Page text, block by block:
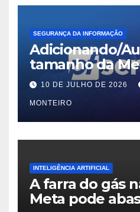
SEGURANÇA DA INFORMAÇÃO
Adicionando/
tamanho da
no PfSense 2.8
10 DE JULHO DE 2026
MONTEIRO
INTELIGÊNCIA ARTIFICIAL
A farra do gás
Meta pode